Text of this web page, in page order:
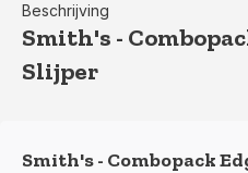
Beschrijving
Smith's -
Slijper
Smith's - Combopack